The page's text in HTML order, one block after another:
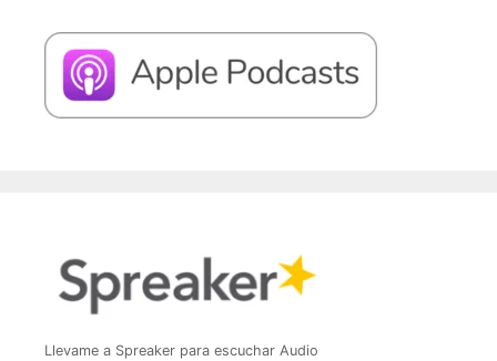
Llevame a Spreaker para escuchar Audio